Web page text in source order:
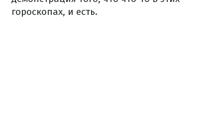
гороскопах, и есть.